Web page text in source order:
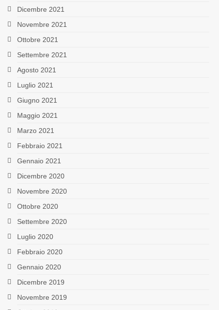
Dicembre 2021
Novembre 2021
Ottobre 2021
Settembre 2021
Agosto 2021
Luglio 2021
Giugno 2021
Maggio 2021
Marzo 2021
Febbraio 2021
Gennaio 2021
Dicembre 2020
Novembre 2020
Ottobre 2020
Settembre 2020
Luglio 2020
Febbraio 2020
Gennaio 2020
Dicembre 2019
Novembre 2019